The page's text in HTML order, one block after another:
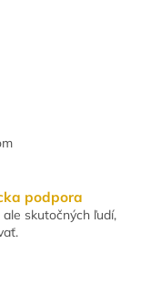
podpora
skutočných ľudí,